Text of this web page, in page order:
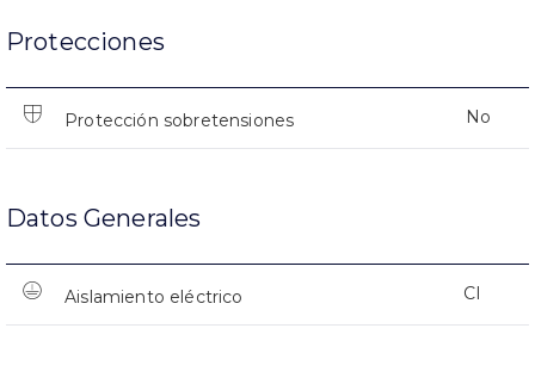
Protecciones
Protección sobretensiones No
Datos Generales
Aislamiento eléctrico CI